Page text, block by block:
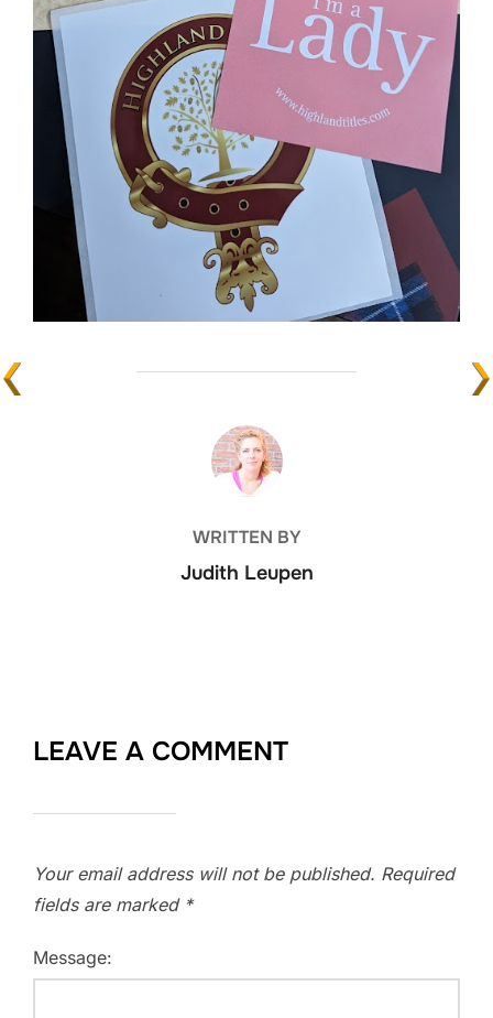
POST AUTHOR
WRITTEN BY
Judith Leupen
LEAVE A COMMENT
Your email address will not be published. Required
fields are marked *
Message: